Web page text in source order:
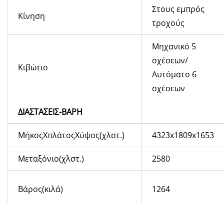
Κίνηση
Στους εμπρός
τροχούς
Κιβώτιο
Μηχανικό 5
σχέσεων/
Αυτόματο 6
σχέσεων
ΔΙΑΣΤΑΣΕΙΣ-ΒΑΡΗ
ΜήκοςXπλάτοςXύψος(χλστ.) 4323x1809x1653
Μεταξόνιο(χλστ.) 2580
Βάρος(κιλά) 1264